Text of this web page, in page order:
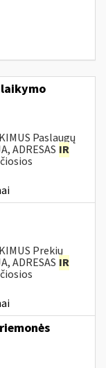
Paslaugų
ADRESAS IR
Prekių
ADRESAS IR